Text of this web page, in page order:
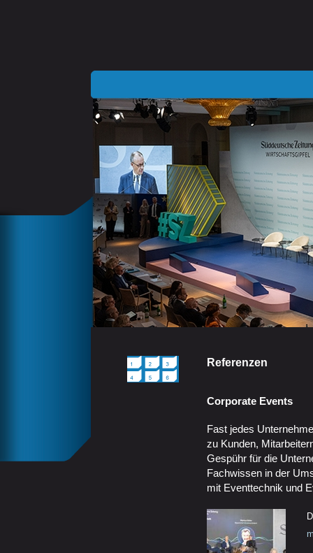
Referenzen
Corporate Events
Fast jedes
zu Kunden,
Gespühr für die
Fachwissen in der
mit Eventtechnik und